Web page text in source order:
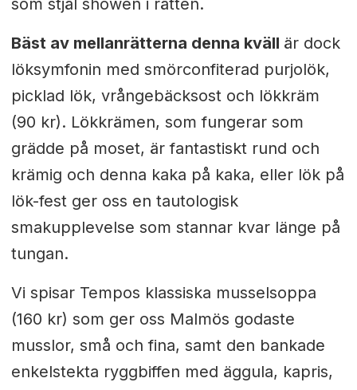
som stjäl showen i rätten.
Bäst av mellanrätterna denna kväll är dock
löksymfonin med smörconfiterad purjolök,
picklad lök, vrångebäcksost och lökkräm
(90 kr). Lökkrämen, som fungerar som
grädde på moset, är fantastiskt rund och
krämig och denna kaka på kaka, eller lök på
lök-fest ger oss en tautologisk
smakupplevelse som stannar kvar länge på
tungan.
Vi spisar Tempos klassiska musselsoppa
(160 kr) som ger oss Malmös godaste
musslor, små och fina, samt den bankade
enkelstekta ryggbiffen med äggula, kapris,